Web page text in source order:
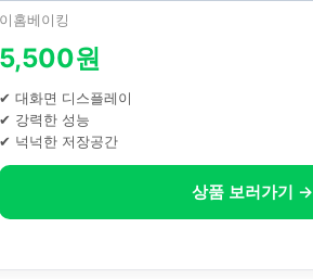
이홈베이킹
5,500원
✔ 대화면 디스플레이
✔ 강력한 성능
✔ 넉넉한 저장공간
상품 보러가기 →